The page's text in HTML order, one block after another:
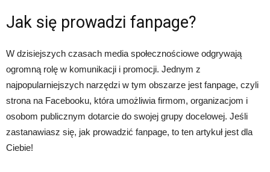
Jak się prowadzi fanpage?
W dzisiejszych czasach media społecznościowe odgrywają
ogromną rolę w komunikacji i promocji. Jednym z
najpopularniejszych narzędzi w tym obszarze jest fanpage, czyli
strona na Facebooku, która umożliwia firmom, organizacjom i
osobom publicznym dotarcie do swojej grupy docelowej. Jeśli
zastanawiasz się, jak prowadzić fanpage, to ten artykuł jest dla
Ciebie!